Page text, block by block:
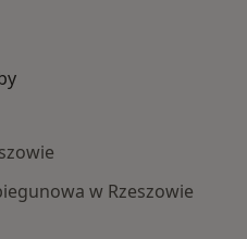
w Rzeszowie